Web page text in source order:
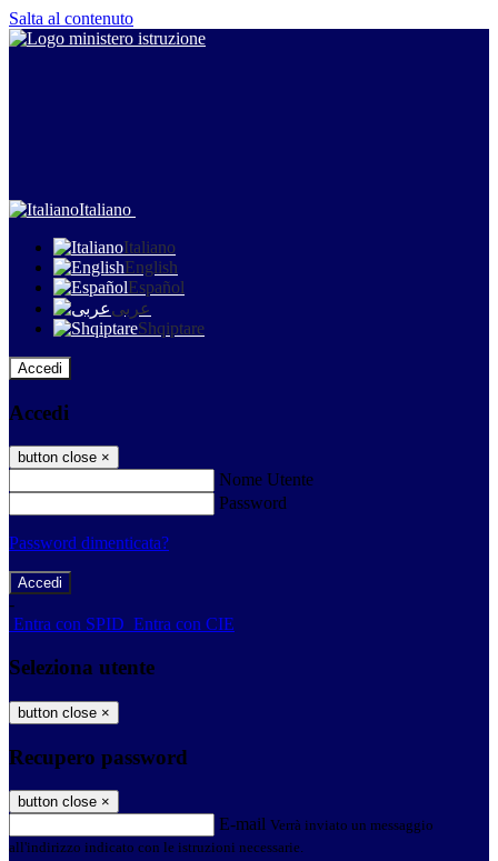
Salta al contenuto
Italiano
Italiano
English
Español
عربى
Shqiptare
Accedi
Accedi
button close ×
Nome Utente
Password
Password dimenticata?
-
Entra con SPID Entra con CIE
Seleziona utente
button close ×
Recupero password
button close ×
E-mail Verrà inviato un messaggio
all'indirizzo indicato con le istruzioni necessarie.